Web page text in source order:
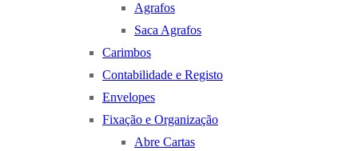
Agrafos
Saca Agrafos
Carimbos
Contabilidade e Registo
Envelopes
Fixação e Organização
Abre Cartas